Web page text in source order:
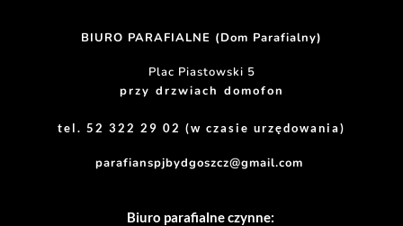
BIURO PARAFIALNE (Dom Parafialny)
Plac Piastowski 5
przy drzwiach domofon
tel. 52 322 29 02 (w czasie urzędowania)
parafianspjbydgoszcz@gmail.com
Biuro parafialne czynne: